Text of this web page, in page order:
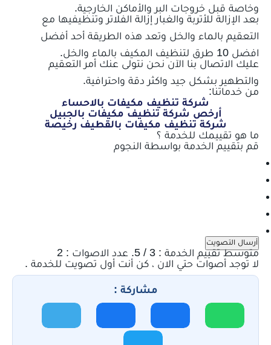
وخاصة قبل خروجات البر والأماكن الخارجية.
بعد الإزالة للأتربة والغبار إزالة الفلاتر وتنظيفيها مع
التعقيم بالماء والخل وتعد هذه الطريقة أحد أفضل
افضل 10 طرق لتنظيف المكيف بالماء والخل.
عليك الاتصال بنا الآن نحن نتولى عنك أمر التعقيم
والتطهير بشكل جيد واكثر دقة واحترافية.
من خدماتنا:
شركة تنظيف مكيفات بالاحساء
أرخص شركة تنظيف مكيفات بالجبيل
شركة تنظيف مكيفات بالقطيف رخيصة
ما هو تقييمك للخدمة ؟
قم بتقييم الخدمة بواسطة النجوم
أرسال التصويت
متوسط تقييم الخدمة : 3 / 5. عدد الاصوات :
2
لا توجد أصوات حتي الان ، كن أنت أول تصويت للخدمة .
مشاركة :